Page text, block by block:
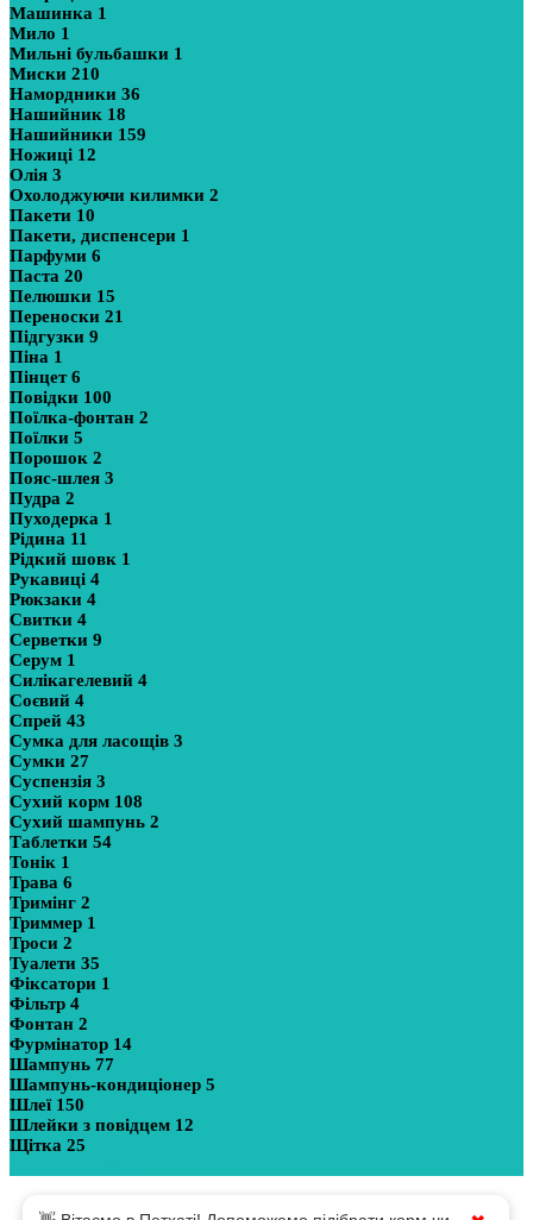
Машинка 1
Мило 1
Мильні бульбашки 1
Миски 210
Намордники 36
Нашийник 18
Нашийники 159
Ножиці 12
Олія 3
Охолоджуючи килимки 2
Пакети 10
Пакети, диспенсери 1
Парфуми 6
Паста 20
Пелюшки 15
Переноски 21
Підгузки 9
Піна 1
Пінцет6
Повідки 100
Поїлка-фонтан 2
Поїлки 5
Порошок 2
Пояс-шлея 3
Пудра 2
Пуходерка 1
Рідина 11
Рідкий шовк 1
Рукавиці 4
Рюкзаки 4
Свитки 4
Серветки 9
Серум 1
Силікагелевий 4
Соєвий 4
Спрей 43
Сумка для ласощів 3
Сумки 27
Суспензія 3
Сухий корм 108
Сухий шампунь 2
Таблетки 54
Тонік 1
Трава 6
Тримінг 2
Триммер 1
Троси 2
Туалети 35
Фіксатори 1
Фільтр 4
Фонтан 2
Фурмінатор 14
Шампунь 77
Шампунь-кондиціонер 5
Шлеї 150
Шлейки з повідцем 12
Щітка 25